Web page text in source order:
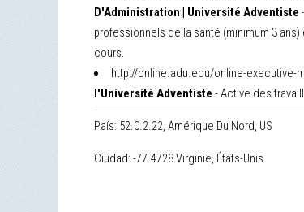
D'Administration | Université Adventiste
professionnels de la santé (minimum 3
cours.
http://online.adu.edu/online-executive-
l'Université Adventiste - Active des
País: 52.0.2.22, Amérique Du Nord, US
Ciudad: -77.4728 Virginie, États-Unis